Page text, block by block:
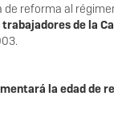
reforma al
de la
la edad de